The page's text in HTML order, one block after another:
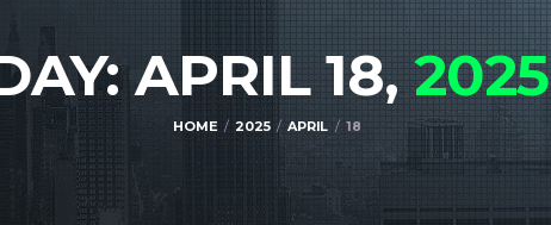
APRIL 18,2025
HOME 2025 APRIL 18